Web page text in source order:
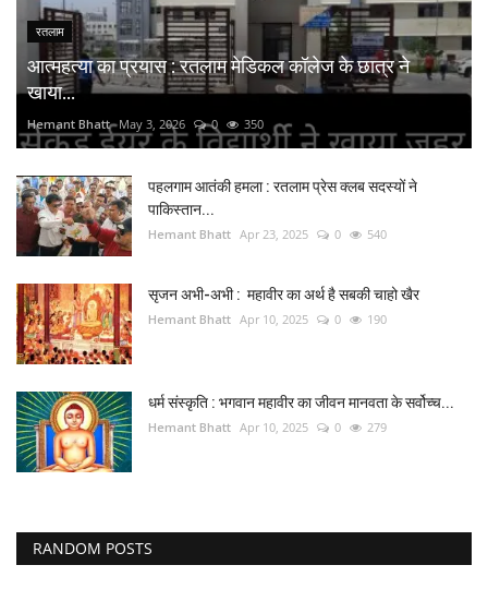
रतलाम
आत्महत्या का प्रयास : रतलाम मेडिकल कॉलेज के छात्र ने
खाया...
Hemant Bhatt May 3, 2026 0 350
पहलगाम आतंकी हमला : रतलाम प्रेस क्लब सदस्यों ने
पाकिस्तान...
Hemant Bhatt Apr 23, 2025 0 540
सृजन अभी-अभी : महावीर का अर्थ है सबकी चाहो खैर
Hemant Bhatt Apr 10, 2025 0 190
धर्म संस्कृति : भगवान महावीर का जीवन मानवता के सर्वोच्च...
Hemant Bhatt Apr 10, 2025 0 279
RANDOM POSTS